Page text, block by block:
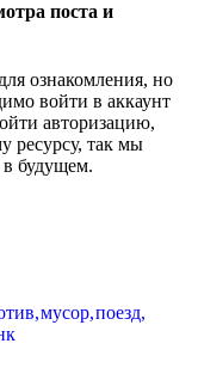
поста и
ознакомления, но
войти в аккаунт
авторизацию,
ресурсу, так мы
в будущем.
,мусор,поезд,